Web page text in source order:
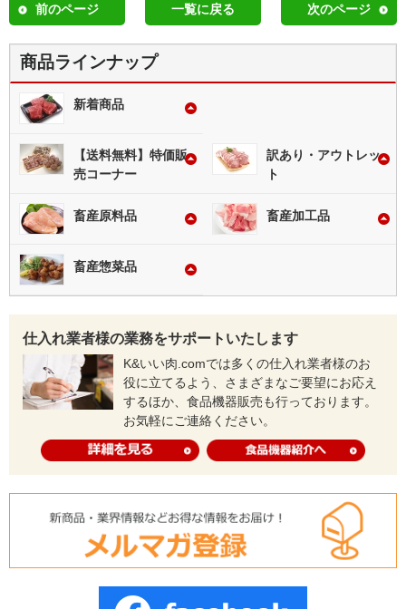
前のページ 一覧に戻る 次のページ
商品ラインナップ
新着商品
【送料無料】特価販
売コーナー
訳あり・アウトレッ
ト
畜産原料品 畜産加工品
畜産惣菜品
仕入れ業者様の業務をサポートいたします
K&いい肉.comでは多くの仕入れ業者様のお
役に立てるよう、さまざまなご要望にお応え
するほか、食品機器販売も行っております。
お気軽にご連絡ください。